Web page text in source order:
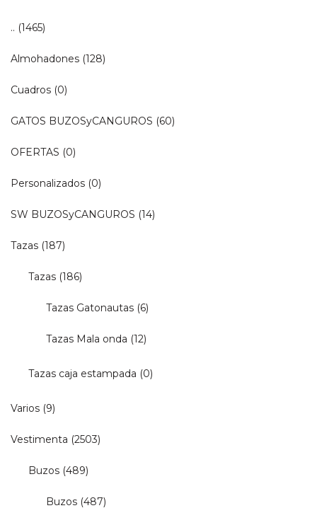
.. (1465)
Almohadones (128)
Cuadros (0)
GATOS BUZOSyCANGUROS (60)
OFERTAS (0)
Personalizados (0)
SW BUZOSyCANGUROS (14)
Tazas (187)
Tazas (186)
Tazas Gatonautas (6)
Tazas Mala onda (12)
Tazas caja estampada (0)
Varios (9)
Vestimenta (2503)
Buzos (489)
Buzos (487)